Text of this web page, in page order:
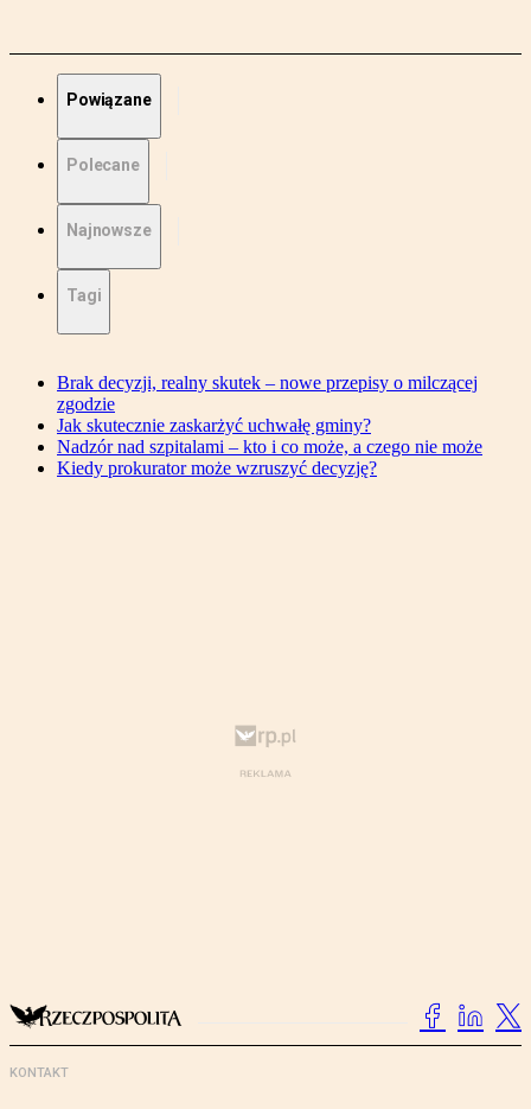
Powiązane
Polecane
Najnowsze
Tagi
Brak decyzji, realny skutek – nowe przepisy o milczącej
zgodzie
Jak skutecznie zaskarżyć uchwałę gminy?
Nadzór nad szpitalami – kto i co może, a czego nie może
Kiedy prokurator może wzruszyć decyzję?
KONTAKT